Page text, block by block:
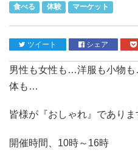
食べる 体験 マーケット
ツイート シェア
男性も女性も…洋服も小物
体も…
皆様が『おしゃれ』であり
開催時間、10時～16時